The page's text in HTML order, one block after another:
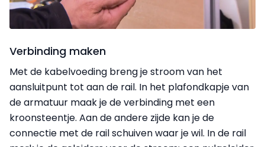
Verbinding maken
Met de kabelvoeding breng je stroom van het
aansluitpunt tot aan de rail. In het plafondkapje van
de armatuur maak je de verbinding met een
kroonsteentje. Aan de andere zijde kan je de
connectie met de rail schuiven waar je wil. In de rail